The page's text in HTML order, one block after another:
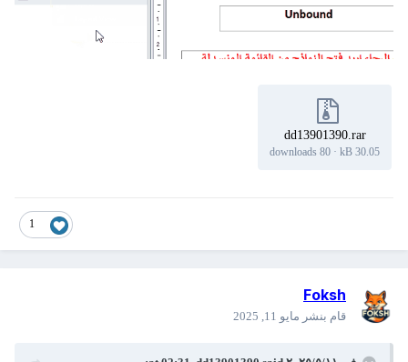
dd13901390.rar
30.05 kB
·
80 downloads
1
Foksh
قام بنشر مايو 11, 2025